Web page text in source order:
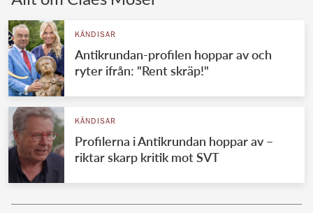
UTLÄNDSKT
VÄRLDENS KUNGAHUS
Svenska kungahuset
Brittiska kungahuset
REDAKTION
KÄNDISAR
Antikrundan-profilen hoppar av och
ryter ifrån: "Rent skräp!"
KÄNDISAR
Profilerna i Antikrundan hoppar av –
riktar skarp kritik mot SVT